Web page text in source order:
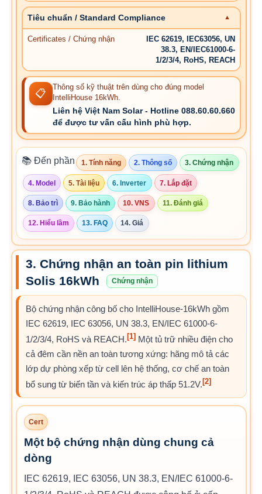
Tiêu chuẩn / Standard Compliance
Certificates / Chứng nhận
IEC 62619, IEC63056, UN
38.3, EN/IEC61000-6-
1/2/3/4, RoHS, REACH
📋
Thông số kỹ thuật trên dùng cho đúng model
IntelliHouse 16kWh.
Liên hệ Việt Nam Solar - Hotline 088.60.60.660
để được tư vấn cấu hình phù hợp.
📚 Đến phần 1. Tính năng 2. Thông số 3. Chứng nhận
4. Model 5. Tài liệu 6. Inverter 7. Lắp đặt
8. Bảo trì 9. Bảo hành 10. VNS 11. Đánh giá
12. Hiểu lầm 13. FAQ 14. Giá
3. Chứng nhận an toàn pin lithium
Solis 16kWh
Chứng nhận
Bộ chứng nhận công bố cho IntelliHouse-16kWh gồm
IEC 62619, IEC 63056, UN 38.3, EN/IEC 61000-6-
1/2/3/4, RoHS và REACH. [1]Một tủ trữ nhiều điện cho
cả đêm cần nền an toàn tương xứng: hãng mô tả các
lớp dự phòng xếp từ cell lên hệ thống, cơ chế an toàn
bổ sung từ biến tần và kiến trúc áp thấp 51.2V. [2]
Cert
Một bộ chứng nhận dùng chung cả
dòng
IEC 62619, IEC 63056, UN 38.3, EN/IEC 61000-6-